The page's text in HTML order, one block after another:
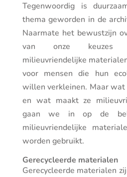
Tegenwoordig is
thema geworden in de
Naarmate het bewustzijn
van onze keuzes
milieuvriendelijke
voor mensen die hun
willen verkleinen. Maar wat
en wat maakt ze
gaan we in op de
milieuvriendelijke
worden gebruikt.
Gerecycleerde materialen
Gerecycleerde materialen